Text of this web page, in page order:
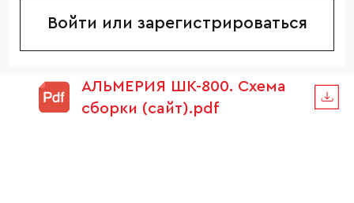
Войти или зарегистрироваться
АЛЬМЕРИЯ ШК-800. Схема
сборки (сайт).pdf